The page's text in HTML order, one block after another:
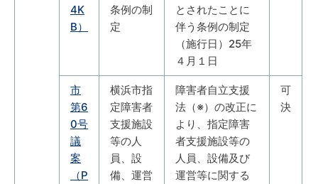
4K
B）
条例の制
定
とされたことに
伴う条例の制定
（施行日）25年
４月１日
市
第6
0号
議
案
（P
横浜市指
定障害者
支援施設
等の人
員、設
備、運営
障害者自立支援
法（※）の改正に
より、指定障害
者支援施設等の
人員、設備及び
運営等に関する
可
決